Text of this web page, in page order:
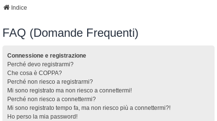
Indice
FAQ (Domande Frequenti)
Connessione e registrazione
Perché devo registrarmi?
Che cosa è COPPA?
Perché non riesco a registrarmi?
Mi sono registrato ma non riesco a connettermi!
Perché non riesco a connettermi?
Mi sono registrato tempo fa, ma non riesco più a connettermi?!
Ho perso la mia password!